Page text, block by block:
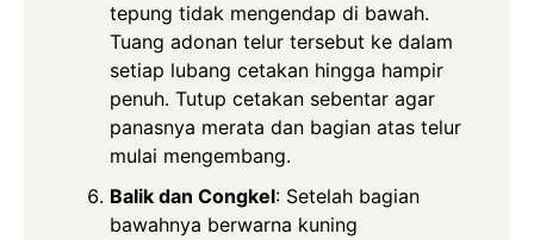
tepung tidak mengendap di bawah.
Tuang adonan telur tersebut ke dalam
setiap lubang cetakan hingga hampir
penuh. Tutup cetakan sebentar agar
panasnya merata dan bagian atas telur
mulai mengembang.
Balik dan Congkel: Setelah bagian
bawahnya berwarna kuning